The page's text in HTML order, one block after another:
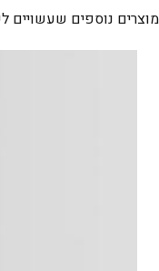
מוצרים נוספים שעשויים